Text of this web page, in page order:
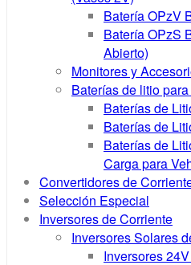
Batería OPzV
Batería OPzS
Abierto)
Monitores y
Baterías de litio
Baterías de
Baterías de
Baterías de
Carga para
Convertidores de
Selección Especial
Inversores de Corriente
Inversores Solares
Inversores